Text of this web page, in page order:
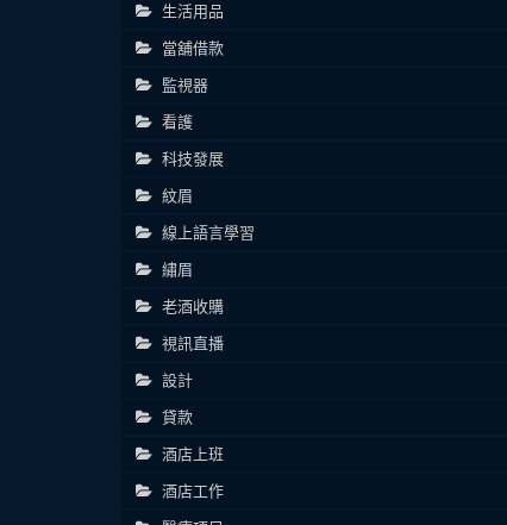
生活用品
當舖借款
監視器
看護
科技發展
紋眉
線上語言學習
繡眉
老酒收購
視訊直播
設計
貸款
酒店上班
酒店工作